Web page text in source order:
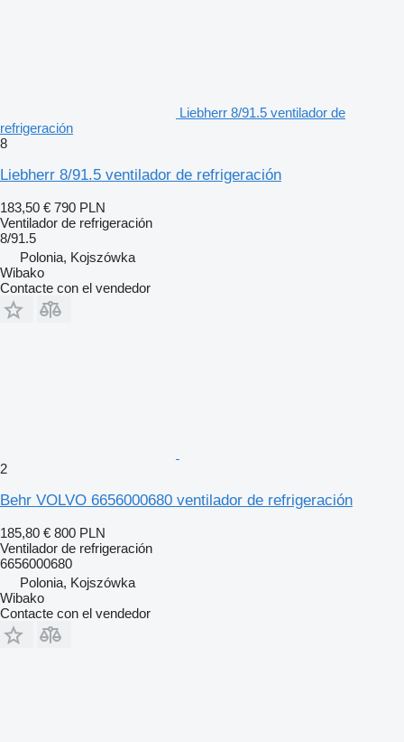
Liebherr 8/91.5 ventilador de
refrigeración
8
Liebherr 8/91.5 ventilador de refrigeración
183,50 € 790 PLN
Ventilador de refrigeración
8/91.5
Polonia, Kojszówka
Wibako
Contacte con el vendedor
2
Behr VOLVO 6656000680 ventilador de refrigeración
185,80 € 800 PLN
Ventilador de refrigeración
6656000680
Polonia, Kojszówka
Wibako
Contacte con el vendedor